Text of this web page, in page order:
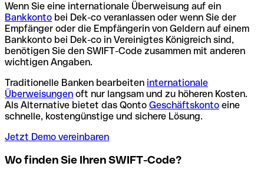
Wenn Sie eine internationale Überweisung auf ein
Bankkonto bei Dek-co veranlassen oder wenn Sie der
Empfänger oder die Empfängerin von Geldern auf einem
Bankkonto bei Dek-co in Vereinigtes Königreich sind,
benötigen Sie den SWIFT-Code zusammen mit anderen
wichtigen Angaben.
Traditionelle Banken bearbeiten internationale
Überweisungen oft nur langsam und zu höheren Kosten.
Als Alternative bietet das Qonto Geschäftskonto eine
schnelle, kostengünstige und sichere Lösung.
Jetzt Demo vereinbaren
Wo finden Sie Ihren SWIFT-Code?